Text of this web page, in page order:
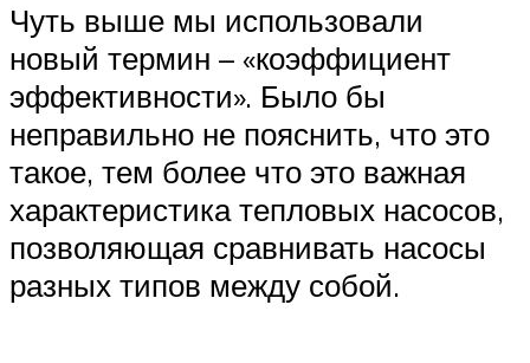
Чуть выше мы использовали
новый термин – «коэффициент
эффективности». Было бы
неправильно не пояснить, что это
такое, тем более что это важная
характеристика тепловых насосов,
позволяющая сравнивать насосы
разных типов между собой.